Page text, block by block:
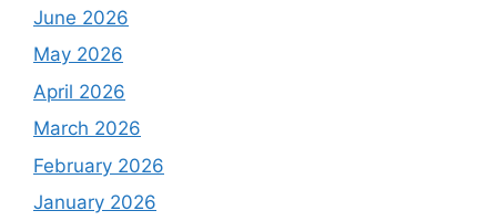
June 2026
May 2026
April 2026
March 2026
February 2026
January 2026